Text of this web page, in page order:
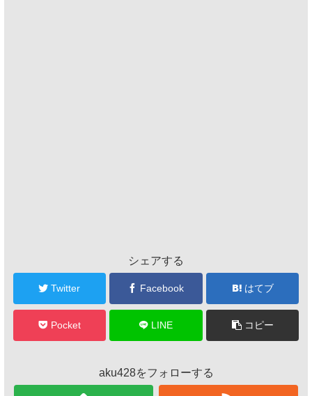
シェアする
Twitter Facebook はてブ
Pocket LINE コピー
aku428をフォローする